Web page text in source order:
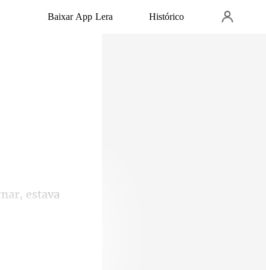
Baixar App Lera Histórico
estava